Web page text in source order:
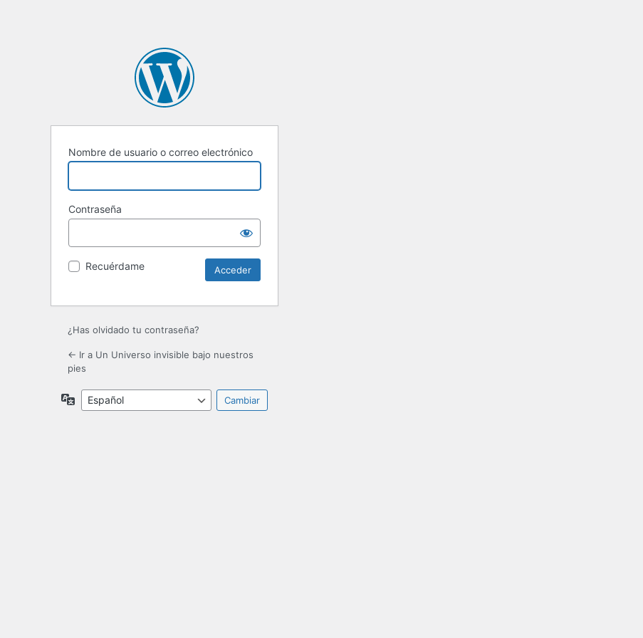
Nombre de usuario o correo electrónico
Contraseña
Recuérdame
¿Has olvidado tu contraseña?
← Ir a Un Universo invisible bajo nuestros
pies
Idioma